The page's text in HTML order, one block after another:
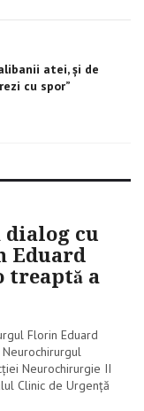
atei, și de
cu spor”
dialog cu
Eduard
treaptă a
Florin Eduard
Neurochirurgul
Neurochirurgie II
Clinic de Urgență